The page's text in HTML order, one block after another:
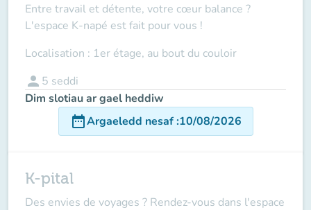
Entre travail et détente, votre cœur balance ?
L'espace K-napé est fait pour vous !
Localisation : 1er étage, au bout du couloir
person 5 seddi
Dim slotiau ar gael heddiw
date_rangeArgaeledd nesaf:10/08/2026
K-pital
Des envies de voyages ? Rendez-vous dans l'espace